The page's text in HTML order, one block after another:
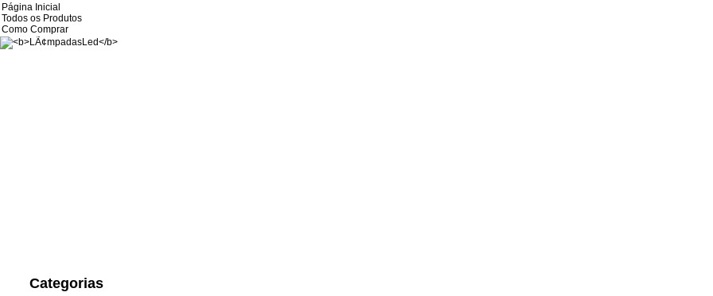
Página Inicial
Todos os Produtos
Como Comprar
Categorias